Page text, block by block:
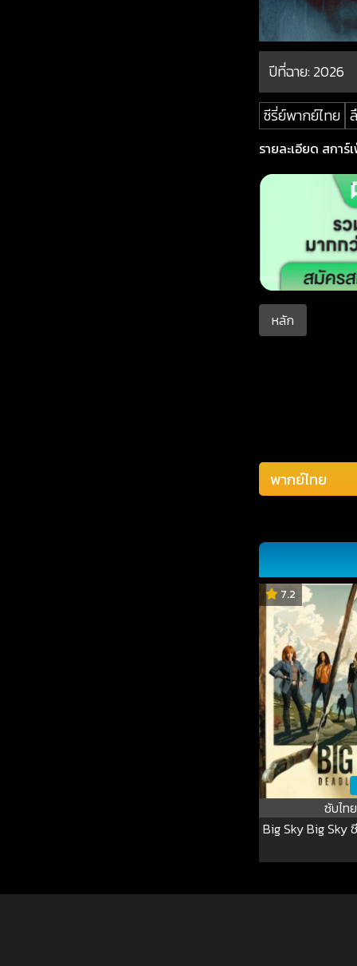
ปีที่ฉาย:2026
ซีรี่ย์พากย์ไทย
รายละเอียด สกา
หลัก
7.2
ซับไทย
Big Sky Big Sky